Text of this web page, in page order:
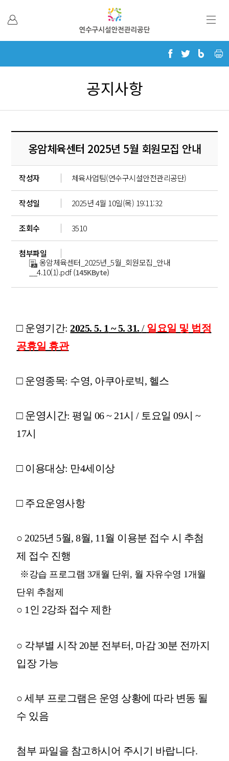
공지사항
옹암체육센터 2025년 5월 회원모집 안내
작성자 체육사업팀(연수구시설안전관리공단)
작성일 2025년 4월 10일(목) 19:11:32
조회수 3510
첨부파일
옹암체육센터_2025년_5월_회원모집_안내
__4.10(1).pdf (145KByte)
□ 운영기간:2025. 5. 1 ~ 5. 31. / 일요일 및 법정
공휴일 휴관
□ 운영종목: 수영, 아쿠아로빅, 헬스
□ 운영시간: 평일 06 ~ 21시 / 토요일 09시 ~
17시
□ 이용대상: 만4세이상
□ 주요운영사항
○ 2025년 5월, 8월, 11월 이용분 접수 시 추첨
제 접수 진행
※강습 프로그램 3개월 단위, 월 자유수영 1개월
단위 추첨제
○ 1인 2강좌 접수 제한
○ 각부별 시작 20분 전부터, 마감 30분 전까지
입장 가능
○ 세부 프로그램은 운영 상황에 따라 변동 될
수 있음
첨부 파일을 참고하시어 주시기 바랍니다.